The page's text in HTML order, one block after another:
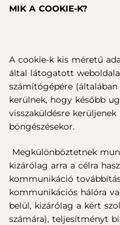
MIK A COOKIE-K?
A cookie-k kis méretű
által látogatott
számítógépére
kerülnek, hogy később
visszaküldésre
böngészésekor.
Megkülönböztetnek
kizárólag arra a célra
kommunikáció
kommunikációs hálóra
belül, kizárólag a kért
számára), teljesítményt